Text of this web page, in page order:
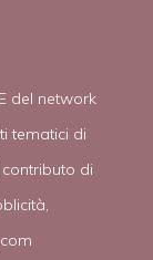
del network
tematici di
di